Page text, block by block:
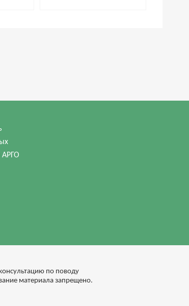
АРГО
по поводу
материала запрещено.